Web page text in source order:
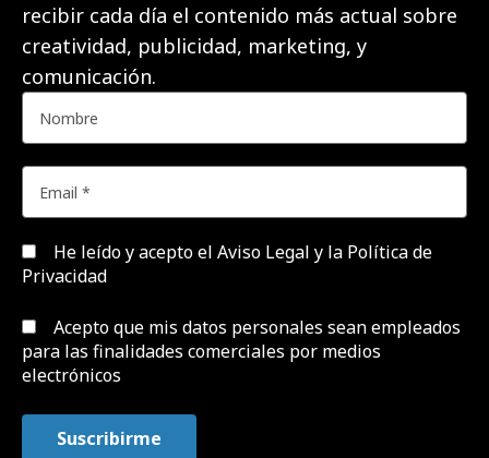
recibir cada día el contenido más actual sobre
creatividad, publicidad, marketing, y
comunicación.
He leído y acepto el Aviso Legal y la Política de
Privacidad
Acepto que mis datos personales sean empleados
para las finalidades comerciales por medios
electrónicos